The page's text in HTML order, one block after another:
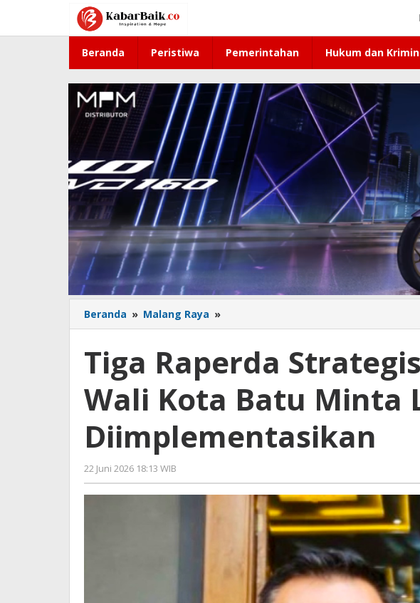
konten
Beranda Peristiwa Pemerintahan Hukum dan
Beranda » Malang Raya »
Raperda
Disahkan,
Wali
Kota
Batu
Langsung
Diimplementasikan
Tiga Raperda
Wali Kota Batu Minta
Diimplementasikan
22 Juni 2026 18:13 WIB
Faisal